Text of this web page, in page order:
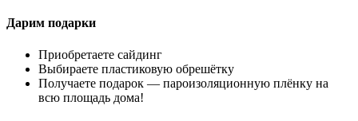
Дарим подарки
Приобретаете сайдинг
Выбираете пластиковую обрешётку
Получаете подарок — пароизоляционную плёнку на
всю площадь дома!